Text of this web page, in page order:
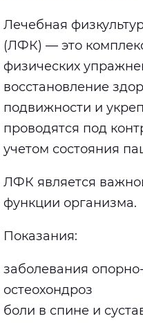
Лечебная
(ЛФК) — это
физических
восстановление
подвижности и
проводятся под
учетом состояния
ЛФК является
функции организма.
Показания:
заболевания
остеохондроз
боли в спине и